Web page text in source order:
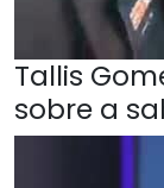
Tallis
sobre a